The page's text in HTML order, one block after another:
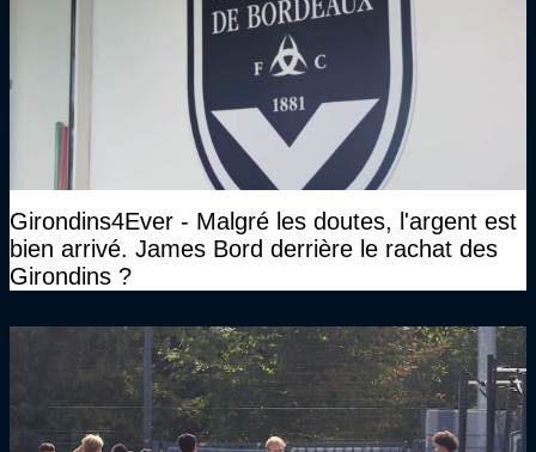
Girondins4Ever - Malgré les doutes, l'argent est
bien arrivé. James Bord derrière le rachat des
Girondins ?